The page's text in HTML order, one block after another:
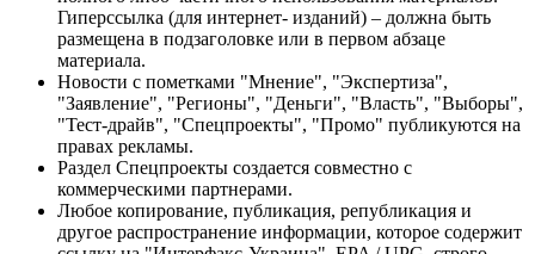
Гиперссылка (для интернет- изданий) – должна быть
размещена в подзаголовке или в первом абзаце
материала.
Новости с пометками "Мнение", "Экспертиза",
"Заявление", "Регионы", "Деньги", "Власть", "Выборы",
"Тест-драйв", "Спецпроекты", "Промо" публикуются на
правах рекламы.
Раздел Спецпроекты создается совместно с
коммерческими партнерами.
Любое копирование, публикация, републикация и
другое распространение информации, которое содержит